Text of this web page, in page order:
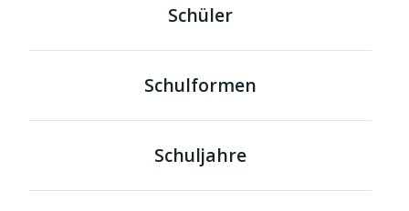
Schüler
Schulformen
Schuljahre